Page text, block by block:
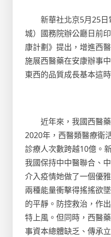
新華社北京5月25日
城）國務院辦公廳日前
康計劃》提出，增進西
施展西醫藥在安康辦事
東西的品質成長基本這
近年來，我國西醫藥
2020年，西醫類醫療衛
診療人次數跨越10億。
我國保持中中醫聯合、
介入疫情她做了一個優
兩種能量衝擊得搖搖欲
的平靜。防控救治，作
特上風。但同時，西醫
事資本總體缺乏、傳承